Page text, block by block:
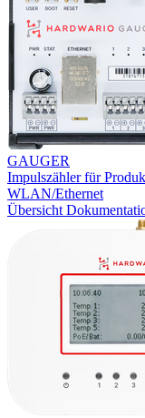
GAUGER
Impulszähler für
WLAN/Ethernet
Übersicht